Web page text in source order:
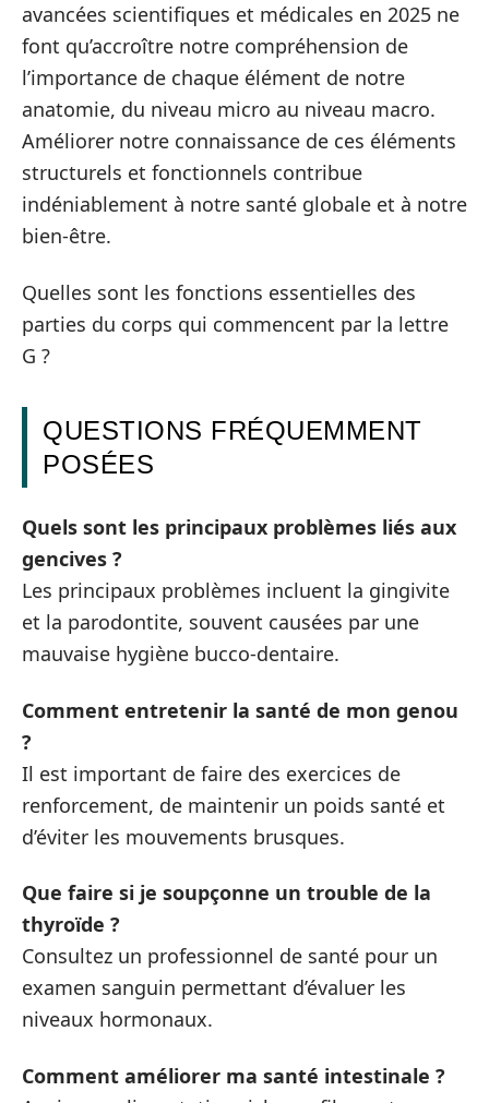
avancées scientifiques et médicales en 2025 ne
font qu’accroître notre compréhension de
l’importance de chaque élément de notre
anatomie, du niveau micro au niveau macro.
Améliorer notre connaissance de ces éléments
structurels et fonctionnels contribue
indéniablement à notre santé globale et à notre
bien-être.
Quelles sont les fonctions essentielles des
parties du corps qui commencent par la lettre
G ?
QUESTIONS FRÉQUEMMENT
POSÉES
Quels sont les principaux problèmes liés aux
gencives ?
Les principaux problèmes incluent la gingivite
et la parodontite, souvent causées par une
mauvaise hygiène bucco-dentaire.
Comment entretenir la santé de mon genou
?
Il est important de faire des exercices de
renforcement, de maintenir un poids santé et
d’éviter les mouvements brusques.
Que faire si je soupçonne un trouble de la
thyroïde ?
Consultez un professionnel de santé pour un
examen sanguin permettant d’évaluer les
niveaux hormonaux.
Comment améliorer ma santé intestinale ?